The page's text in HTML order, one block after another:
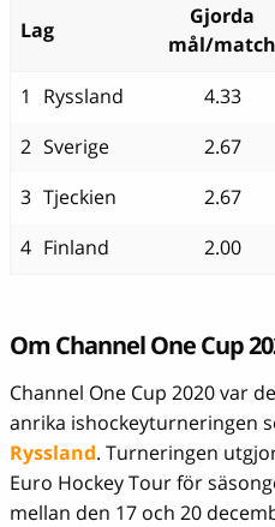
Lag
Gjorda
mål/match
1
Ryssland 4.33
2 Sverige 2.67
3 Tjeckien 2.67
4 Finland 2.00
Om Channel One Cup
Channel One Cup 2020 var
anrika ishockeyturneringen
Ryssland. Turneringen
Euro Hockey Tour för
mellan den 17 och 20